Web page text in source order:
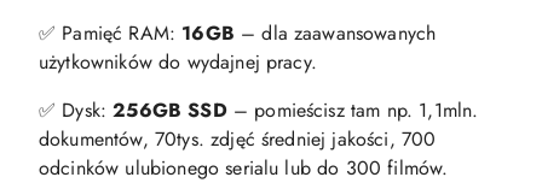
✅ Pamięć RAM: 16GB – dla zaawansowanych
użytkowników do wydajnej pracy.
✅ Dysk:256GB SSD – pomieścisz tam np. 1,1mln.
dokumentów, 70tys. zdjęć średniej jakości, 700
odcinków ulubionego serialu lub do 300 filmów.